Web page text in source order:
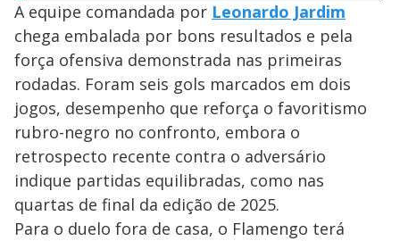
A equipe comandada por Leonardo Jardim
chega embalada por bons resultados e pela
força ofensiva demonstrada nas primeiras
rodadas. Foram seis gols marcados em dois
jogos, desempenho que reforça o favoritismo
rubro-negro no confronto, embora o
retrospecto recente contra o adversário
indique partidas equilibradas, como nas
quartas de final da edição de 2025.
Para o duelo fora de casa, o Flamengo terá